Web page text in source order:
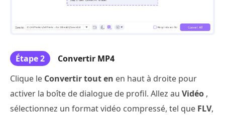
Étape 2
Convertir MP4
Clique le Convertir tout en en haut à droite pour
activer la boîte de dialogue de profil. Allez au Vidéo ,
sélectionnez un format vidéo compressé, tel que FLV,